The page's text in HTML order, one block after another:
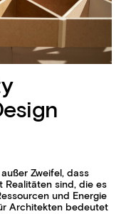
Zweifel, dass
Realitäten sind, die es
und Energie
Architekten bedeutet